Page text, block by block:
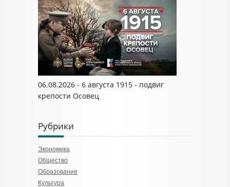
06.08.2026 - 6 августа 1915 - подвиг
крепости Осовец
Рубрики
Экономика
Общество
Образование
Культура